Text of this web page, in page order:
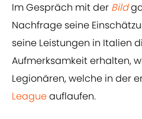
Im Gespräch mit der Bild
Nachfrage seine
seine Leistungen in Italien
Aufmerksamkeit erhalten,
Legionären, welche in der
Leagueauflaufen.